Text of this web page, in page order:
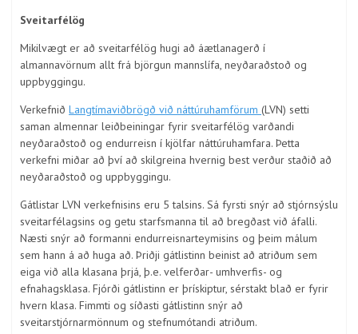
Sveitarfélög
Mikilvægt er að sveitarfélög hugi að áætlanagerð í
almannavörnum allt frá björgun mannslífa, neyðaraðstoð og
uppbyggingu.
Verkefnið Langtímaviðbrögð við náttúruhamförum (LVN) setti
saman almennar leiðbeiningar fyrir sveitarfélög varðandi
neyðaraðstoð og endurreisn í kjölfar náttúruhamfara. Þetta
verkefni miðar að því að skilgreina hvernig best verður staðið að
neyðaraðstoð og uppbyggingu.
Gátlistar LVN verkefnisins eru 5 talsins. Sá fyrsti snýr að stjórnsýslu
sveitarfélagsins og getu starfsmanna til að bregðast við áfalli.
Næsti snýr að formanni endurreisnarteymisins og þeim málum
sem hann á að huga að. Þriðji gátlistinn beinist að atriðum sem
eiga við alla klasana þrjá, þ.e. velferðar- umhverfis- og
efnahagsklasa. Fjórði gátlistinn er þrískiptur, sérstakt blað er fyrir
hvern klasa. Fimmti og síðasti gátlistinn snýr að
sveitarstjórnarmönnum og stefnumótandi atriðum.